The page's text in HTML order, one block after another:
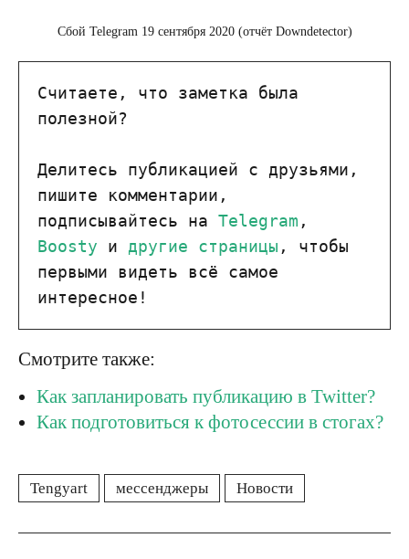
Сбой Telegram 19 сентября 2020 (отчёт Downdetector)
Считаете, что заметка была
полезной?
Делитесь публикацией с друзьями,
пишите комментарии,
подписывайтесь на Telegram
Boosty и другие страницы , чтобы
первыми видеть всё самое
интересное!
Смотрите также:
Как запланировать публикацию в Twitter?
Как подготовиться к фотосессии в стогах?
Tengyart мессенджеры Новости